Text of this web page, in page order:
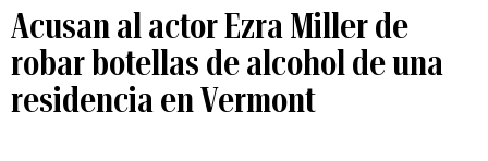
Acusan al actor Ezra Miller de
robar botellas de alcohol de una
residencia en Vermont